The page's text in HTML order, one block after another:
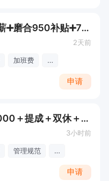
移动官方客服➕无责底薪➕磨合950补贴➕7小时➕提成➕奖励➕年假➕工龄➕法定节假日
2天前
加班费 ...
申请
双休电话销售（底薪3000＋提成＋双休＋节假日正常休）
3小时前
管理规范 ...
申请